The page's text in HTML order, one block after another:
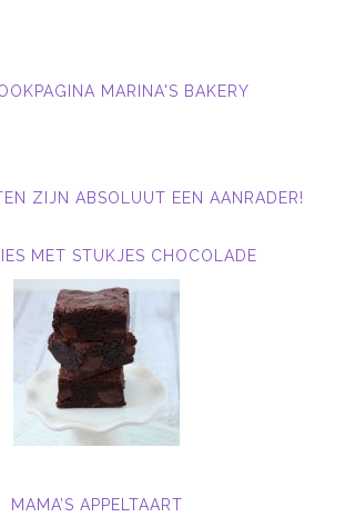
MARINA'S BAKERY
ZIJN ABSOLUUT EEN AANRADER!
MET STUKJES CHOCOLADE
MAMA’S APPELTAART